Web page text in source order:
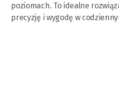
poziomach. To idealne
precyzję i wygodę w